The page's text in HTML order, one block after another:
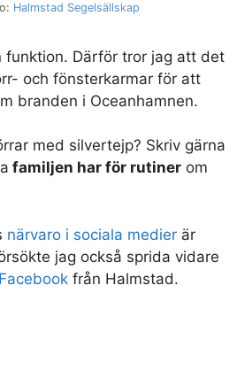
Halmstad Segelsällskap
Därför tror jag att det
och fönsterkarmar för att
branden i Oceanhamnen.
med silvertejp? Skriv gärna
familjen har för rutiner om
närvaro i sociala medier är
jag också sprida vidare
från Halmstad.